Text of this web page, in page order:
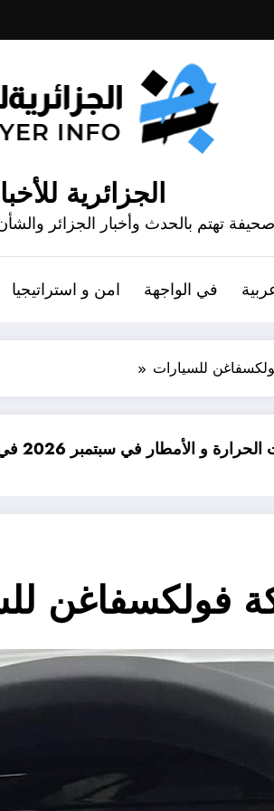
الجزائرية
صحيفة تهتم بالحدث وأخبار الجزائر
في الواجهة امن و استراتيجيا
للسيارات
توقعات درجات الحرارة في خريف 2026 في
فولكسفاغن